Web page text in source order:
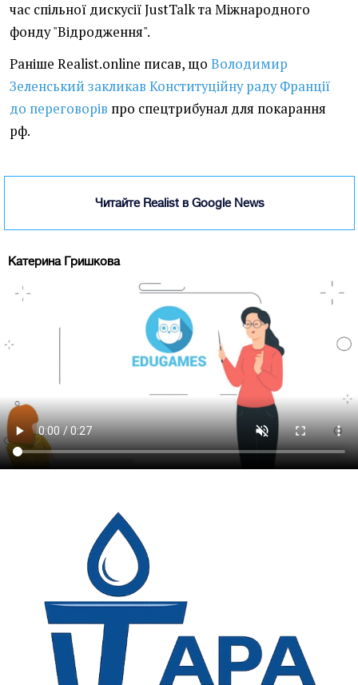
час спільної дискусії JustTalk та Міжнародного
фонду "Відродження".
Раніше Realist.online писав, що Володимир
Зеленський закликав Конституційну раду Франції
до переговорів про спецтрибунал для покарання
рф.
Читайте Realist в Google News
Катерина Гришкова